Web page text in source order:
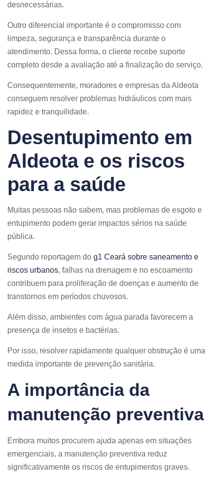
desnecessárias.
Outro diferencial importante é o compromisso com
limpeza, segurança e transparência durante o
atendimento. Dessa forma, o cliente recebe suporte
completo desde a avaliação até a finalização do serviço.
Consequentemente, moradores e empresas da Aldeota
conseguem resolver problemas hidráulicos com mais
rapidez e tranquilidade.
Desentupimento em
Aldeota e os riscos
para a saúde
Muitas pessoas não sabem, mas problemas de esgoto e
entupimento podem gerar impactos sérios na saúde
pública.
Segundo reportagem do g1 Ceará sobre saneamento e
riscos urbanos, falhas na drenagem e no escoamento
contribuem para proliferação de doenças e aumento de
transtornos em períodos chuvosos.
Além disso, ambientes com água parada favorecem a
presença de insetos e bactérias.
Por isso, resolver rapidamente qualquer obstrução é uma
medida importante de prevenção sanitária.
A importância da
manutenção preventiva
Embora muitos procurem ajuda apenas em situações
emergenciais, a manutenção preventiva reduz
significativamente os riscos de entupimentos graves.